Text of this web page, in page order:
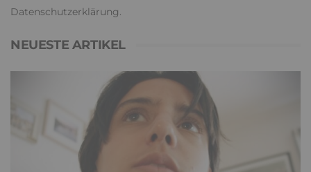
Datenschutzerklärung.
NEUESTE ARTIKEL